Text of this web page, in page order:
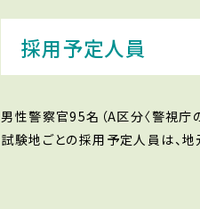
採用予定人員
男性警察官95名（A区分〈警視庁
試験地ごとの採用予定人員は、地